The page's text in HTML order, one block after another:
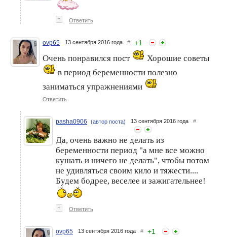
↑ Ответить
ovp65 13 сентября 2016 года # +1
Очень понравился пост
Хорошие советы
в период беременности полезно
заниматься упражнениями
Ответить
pasha0906 (автор поста) 13 сентября 2016 года #
Да, очень важно не делать из
беременности период "а мне все можно
кушать и ничего не делать", чтобы потом
не удивляться своим кило и тяжести....
Будем бодрее, веселее и зажигательнее!
↑ Ответить
ovp65 13 сентября 2016 года # +1